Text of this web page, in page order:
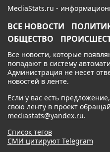
MediaStats.ru -
ВСЕ НОВОСТИ
ОБЩЕСТВО
Все новости, которые
попадают в систему
Администрация не несет
новостей в ленте.
Если у вас есть
свою ленту в проект
mediastats@yandex.ru.
Список тегов
СМИ цитируют Telegram